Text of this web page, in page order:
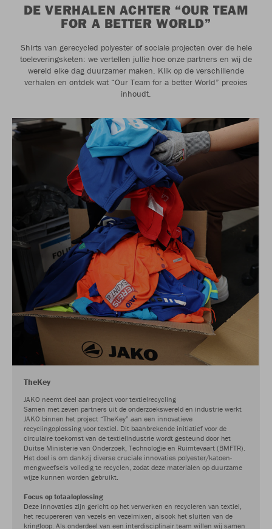
DE VERHALEN ACHTER “OUR TEAM
FOR A BETTER WORLD”
Shirts van gerecycled polyester of sociale projecten over de hele
toeleveringsketen: we vertellen jullie hoe onze partners en wij de
wereld elke dag duurzamer maken. Klik op de verschillende
verhalen en ontdek wat “Our Team for a better World” precies
inhoudt.
TheKey
JAKO neemt deel aan project voor textielrecycling
Samen met zeven partners uit de onderzoekswereld en industrie werkt
JAKO binnen het project “TheKey” aan een innovatieve
recyclingoplossing voor textiel. Dit baanbrekende initiatief voor de
circulaire toekomst van de textielindustrie wordt gesteund door het
Duitse Ministerie van Onderzoek, Technologie en Ruimtevaart (BMFTR).
Het doel is om dankzij diverse cruciale innovaties polyester/katoen-
mengweefsels volledig te recyclen, zodat deze materialen op duurzame
wijze kunnen worden gebruikt.
Focus op totaaloplossing
Deze innovaties zijn gericht op het verwerken en recycleren van textiel,
het recupereren van vezels en vezelmixen, alsook het sluiten van de
kringloop. Als onderdeel van een interdisciplinair team willen wij samen